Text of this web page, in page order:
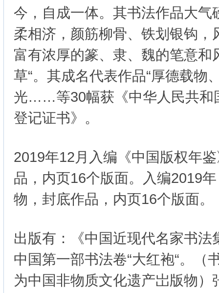
今，自成一体。其书法作品大气
柔相济，颜筋柳骨、铁划银钩，
富有浓厚的篆、隶、魏的笔意和
草“。其成名代表作品“厚德载物
光……等30幅获《中华人民共和
登记证书》。
2019年12月入编《中国版权年
品，内页16个版面。入编2019
物，封底作品，内页16个版面。
出版有：《中国近现代名家书法
中国第一部书法卷“大红袍“。（
为中国非物质文化遗产岀版物）